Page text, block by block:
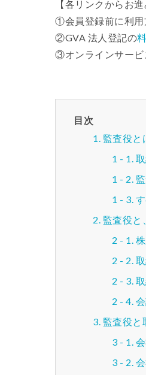
【各リンクからお進
①会員登録前に利用
②GVA 法人登記の
③オンラインサービ
目次
監査役と
監査役と
監査役と